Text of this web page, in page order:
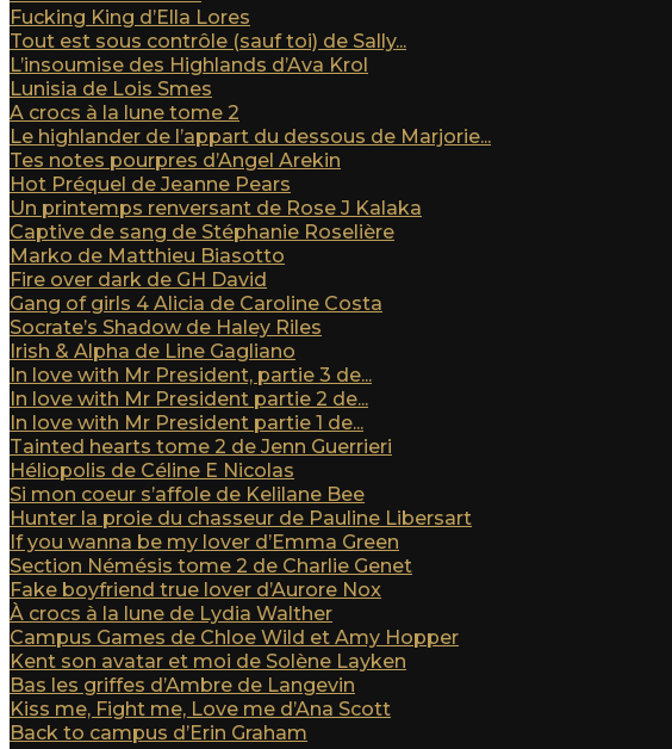
Fucking King d’Ella Lores
Tout est sous contrôle (sauf toi) de Sally...
L’insoumise des Highlands d’Ava Krol
Lunisia de Lois Smes
A crocs à la lune tome 2
Le highlander de l’appart du dessous de Marjorie...
Tes notes pourpres d’Angel Arekin
Hot Préquel de Jeanne Pears
Un printemps renversant de Rose J Kalaka
Captive de sang de Stéphanie Roselière
Marko de Matthieu Biasotto
Fire over dark de GH David
Gang of girls 4 Alicia de Caroline Costa
Socrate’s Shadow de Haley Riles
Irish & Alpha de Line Gagliano
In love with Mr President, partie 3 de...
In love with Mr President partie 2 de...
In love with Mr President partie 1 de...
Tainted hearts tome 2 de Jenn Guerrieri
Héliopolis de Céline E Nicolas
Si mon coeur s’affole de Kelilane Bee
Hunter la proie du chasseur de Pauline Libersart
If you wanna be my lover d’Emma Green
Section Némésis tome 2 de Charlie Genet
Fake boyfriend true lover d’Aurore Nox
À crocs à la lune de Lydia Walther
Campus Games de Chloe Wild et Amy Hopper
Kent son avatar et moi de Solène Layken
Bas les griffes d’Ambre de Langevin
Kiss me, Fight me, Love me d’Ana Scott
Back to campus d’Erin Graham